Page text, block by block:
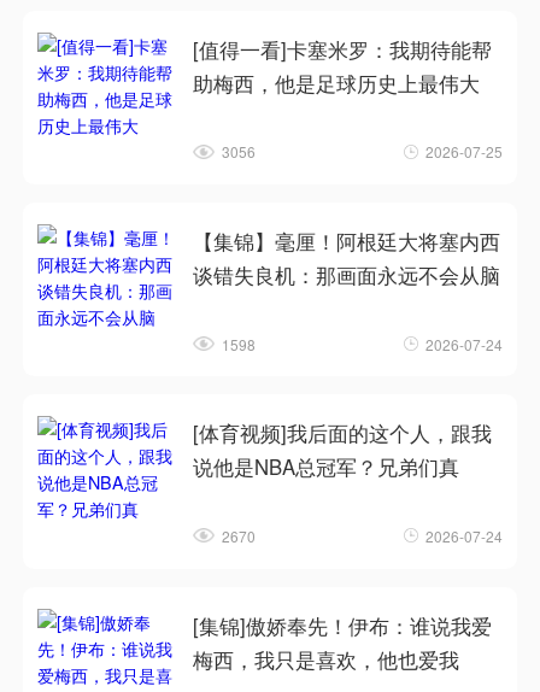
[值得一看]卡塞米罗：我期待能帮
助梅西，他是足球历史上最伟大
3056 2026-07-25
【集锦】毫厘！阿根廷大将塞内西
谈错失良机：那画面永远不会从脑
1598 2026-07-24
[体育视频]我后面的这个人，跟我
说他是NBA总冠军？兄弟们真
2670 2026-07-24
[集锦]傲娇奉先！伊布：谁说我爱
梅西，我只是喜欢，他也爱我